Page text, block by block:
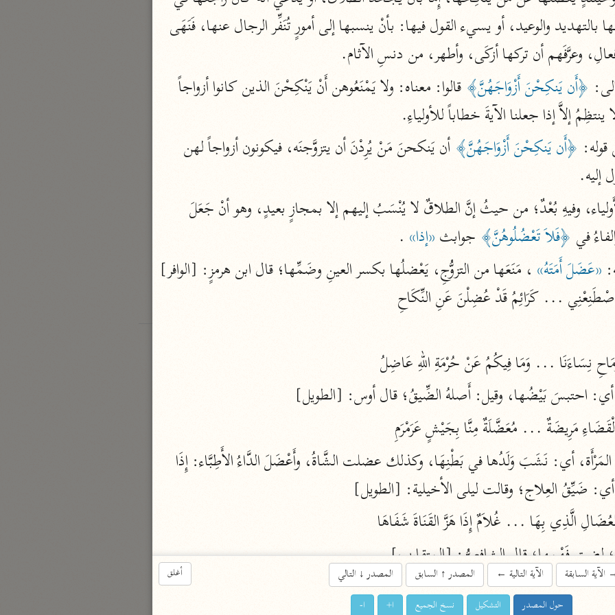
نحو ٨ مجلدات
الدر المنثور
جلال الدين السيوطي (٩١١ هـ)
تفسير القرآن العظيم مسندًا
ابن أبي حاتم الرازي (٣٢٧ هـ)
تفسير مقاتل بن سليمان
تفسير قتادة
اشترك لتصلك أخبار مشاريعنا
راسلنا • تليجرام •تويتر
تعليمات•عن الباحث القرآني
أندرويد
أيفون
تطوير
رعاية
وعرَّفَهم أن تركها أزكَى، وأطهر، من دنسِ الآثام.
﴿أَن يَنكِحْنَ أَزْوَاجَهُنَّ﴾
قالوا: معناه: ولا يَمْنَعُوهن أَنْ يَنْكِحْنَ الذين كانوا أزواجاً
إلاَّ إذا جعلنا الآيةَ خطاباً للأولياءِ.
﴿أَن يَنكِحْنَ أَزْوَاجَهُنَّ﴾
[وقيل: الخِطَابُ فيهما للأَولياء، وفيهِ بُعْدٌ؛ من حيثُ إنَّ الطلاقٌ لا يُنْسَبُ إليهم إلا بمجازٍ بعيدٍ، وهو أنْ جَعَلَ
في ﴿فَلاَ تَعْضُلُوهُنَّ﴾ جوابث «إذا» .
«عَضَلَ أَمَتَهُ»
احتبسَ بَيْضُها، وقيل: أَصلهُ الضِّيقُ؛ قال أوس: [الطويل]
ضَيِّقُ العِلاج؛ وقالت ليلى الأخيلية: [الطويل]
فَهْمِها؛ قال الشافعيُّ: [المتقارب]
أغلق الآية السابقة الآية التالية ← المصدر↑السابق المصدر↓التالي
حول المصدر التشكيل نسخ الجميع ا+ ا-